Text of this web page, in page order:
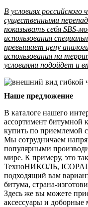
В условиях
существенными
показывать себя SBS-
использования
превышает цену
использования на
условиями подойдет и
Наше предложение
В каталоге нашего
ассортимент битумной
купить по приемлемой
Мы сотрудничаем
популярными
мире. К примеру, это
ТехноНИКОЛЬ,
подходящий вам
битума, страна-
Здесь же вы можете
аксессуары и доборные